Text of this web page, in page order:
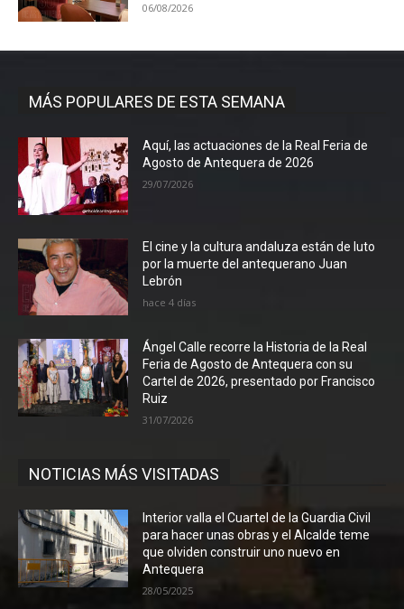
06/08/2026
MÁS POPULARES DE ESTA SEMANA
Aquí, las actuaciones de la Real Feria de
Agosto de Antequera de 2026
29/07/2026
El cine y la cultura andaluza están de luto
por la muerte del antequerano Juan
Lebrón
hace 4 días
Ángel Calle recorre la Historia de la Real
Feria de Agosto de Antequera con su
Cartel de 2026, presentado por Francisco
Ruiz
31/07/2026
NOTICIAS MÁS VISITADAS
Interior valla el Cuartel de la Guardia Civil
para hacer unas obras y el Alcalde teme
que olviden construir uno nuevo en
Antequera
28/05/2025